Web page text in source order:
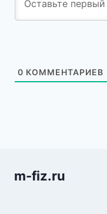
0 КОММЕНТАРИЕВ
m-fiz.ru